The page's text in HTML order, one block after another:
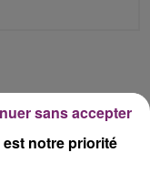
notre priorité
sans accepter